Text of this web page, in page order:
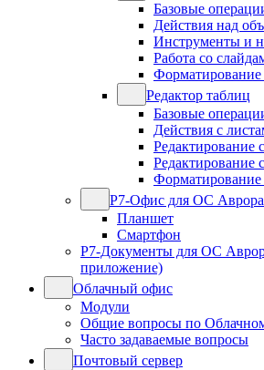
Базовые
Действия над
Инструменты и
Работа со
Форматирование
Редактор таблиц
Базовые
Действия с
Редактирование
Редактирование
Форматирование
Р7-Офис для ОС Аврора
Планшет
Смартфон
Р7-Документы для ОС
приложение)
Облачный офис
Модули
Общие вопросы по
Часто задаваемые вопросы
Почтовый сервер